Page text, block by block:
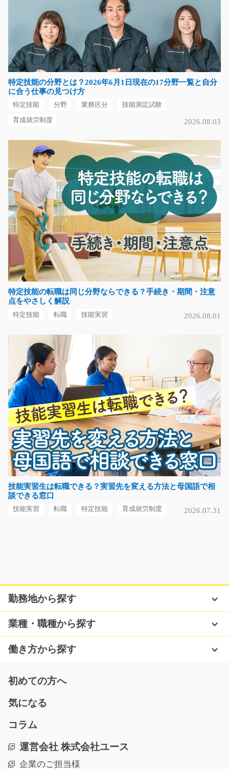
野菜の袋詰め作業/g06_00603
スーパーに並ぶ野菜を袋詰めする軽作業のスタッフ募集
です！ 作業内容がシ…
長期（3ヶ月以上）
時給1200円
京都府京都市伏見区
気になる
検査スタッフ 綺麗な工場で卵の検査/y08_01380
急募
≪大募集≫卵の検査や包装作業をお任せします☆流れて
くる卵にヒビ等が入って…
長期（3ヶ月以上）
時給1000円～
山口県山口市
気になる
スナック菓子のピッキングや箱詰め/y08_00196
大人気の倉庫内軽作業☆スーパーなどに並ぶお菓子のピ
長期（3ヶ月以上）
時給1000円～
福岡県古賀市
気になる
(しっかり稼げる)液晶材料の液体の製造/y03_0116
8急募
《佐賀市の高時給案件》高時給なのでしっかり稼げます
◎工場内で半導体関連…
長期（3ヶ月以上）
時給1300円～時給1625円
佐賀県佐賀市
307
週3日からOK！未経験の方も大歓迎！レジャー施設での
食堂内で調理補助や清…
長期（3ヶ月以上）
時給1180～1475円
滋賀県大津市
オレンジジュースの製造スタッフ/t03_00485
熊本ならだれでもわかるあのパックジュースを作るお仕
事！！どなたでも大…
長期（3ヶ月以上）
特定技能の分野とは？2026年6月1日現在の17分野一覧と自分
に合う仕事の見つけ方
特定技能 分野 業務区分 技能測定試験
育成就労制度 2026.08.03
特定技能の転職は同じ分野ならできる？手続き・期間・注意
点をやさしく解説
特定技能 転職 技能実習 2026.08.01
技能実習生は転職できる？実習先を変える方法と母国語で相
談できる窓口
技能実習 転職 特定技能 育成就労制度 2026.07.31
勤務地から探す
業種・職種から探す
働き方から探す
初めての方へ
気になる
コラム
運営会社 株式会社ユース
企業のご担当様